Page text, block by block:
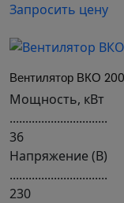
Запросить цену
Вентилятор ВКО
Мощность, кВт
...............................
36
Напряжение (В)
...............................
230